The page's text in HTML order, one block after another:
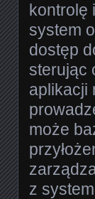
kontrolę
system
dostęp
sterując
aplikacji
może
z